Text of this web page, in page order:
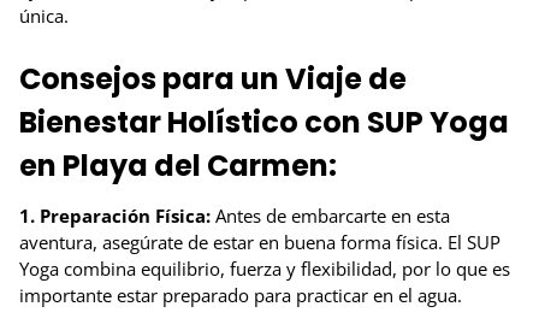
única.
Consejos para un Viaje de
Bienestar Holístico con SUP Yoga
en Playa del Carmen:
1. Preparación Física: Antes de embarcarte en esta
aventura, asegúrate de estar en buena forma física. El SUP
Yoga combina equilibrio, fuerza y flexibilidad, por lo que es
importante estar preparado para practicar en el agua.